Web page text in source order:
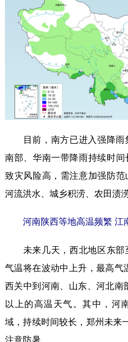
目前，南方已进入强降雨
南部、华南一带降雨持续时
致灾风险高，需注意加强防
河流洪水、城乡积涝、农田渍
河南陕西等地高温频繁 江
未来几天，西北地区东部
气温将在波动中上升，最高
西关中到河南、山东、河北
以上的高温天气。其中，河
域，持续时间较长，郑州未来
注意防暑。